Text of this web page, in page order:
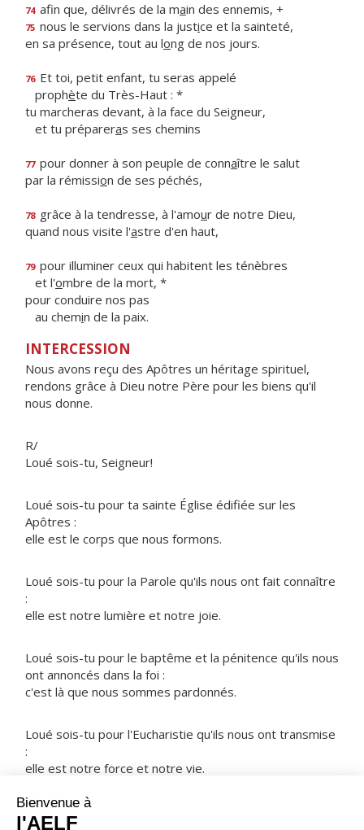
74 afin que, délivrés de la main des ennemis, +
75 nous le servions dans la justice et la sainteté,
en sa présence, tout au long de nos jours.
76 Et toi, petit enfant, tu seras appelé
prophète du Très-Haut : *
tu marcheras devant, à la face du Seigneur,
et tu prépareras ses chemins
77 pour donner à son peuple de connaître le salut
par la rémission de ses péchés,
78 grâce à la tendresse, à l'amour de notre Dieu,
quand nous visite l'astre d'en haut,
79 pour illuminer ceux qui habitent les ténèbres
et l'ombre de la mort, *
pour conduire nos pas
au chemin de la paix.
INTERCESSION
Nous avons reçu des Apôtres un héritage spirituel,
rendons grâce à Dieu notre Père pour les biens qu'il
nous donne.
R/
Loué sois-tu, Seigneur!
Loué sois-tu pour ta sainte Église édifiée sur les
Apôtres :
elle est le corps que nous formons.
Loué sois-tu pour la Parole qu'ils nous ont fait connaître
:
elle est notre lumière et notre joie.
Loué sois-tu pour le baptême et la pénitence qu'ils nous
ont annoncés dans la foi :
c'est là que nous sommes pardonnés.
Loué sois-tu pour l'Eucharistie qu'ils nous ont transmise
:
elle est notre force et notre vie.
NOTRE PÈRE